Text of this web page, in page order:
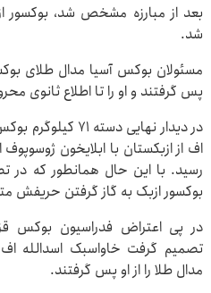
بعد از مبارزه مشخص شد، بوکسور
شد.
مسئولان بوکس آسیا مدال طلای
پس گرفتند و او را تا اطلاع ثانوی
در دیدار نهایی
اف از ازبکستان با ابلایخون
رسید. با این حال همانطور که در
بوکسور ازبک به گاز گرفتن حریفش
در پی اعتراض فدراسیون بوکس
تصمیم گرفت خاواسبک اسدالله اف
مدال طلا را از او پس گرفتند.